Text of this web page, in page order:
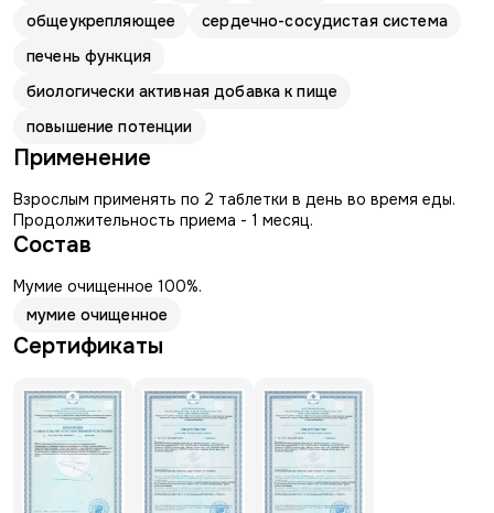
общеукрепляющее
сердечно-сосудистая система
печень функция
биологически активная добавка к пище
повышение потенции
Применение
Взрослым применять по 2 таблетки в день во время еды.
Продолжительность приема - 1 месяц.
Состав
Мумие очищенное 100%.
мумие очищенное
Сертификаты